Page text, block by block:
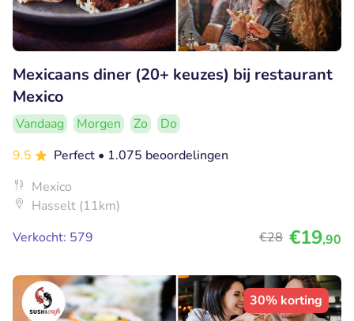
Mexicaans diner (20+ keuzes) bij restaurant
Mexico
Vandaag Morgen Zo
Do
9.5
Perfect • 1.075 beoordelingen
Mexico
Hasselt (11km)
Verkocht: 579
€28 €19,90
30% korting